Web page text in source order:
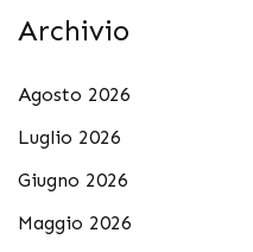
Archivio
Agosto 2026
Luglio 2026
Giugno 2026
Maggio 2026